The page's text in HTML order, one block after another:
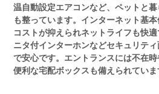
温自動設定エアコンなど、ペットと
も整っています。インターネット基
コストが抑えられネットライフも快
ニタ付インターホンなどセキュリテ
で安心です。エントランスには不在
便利な宅配ボックスも備えられていま